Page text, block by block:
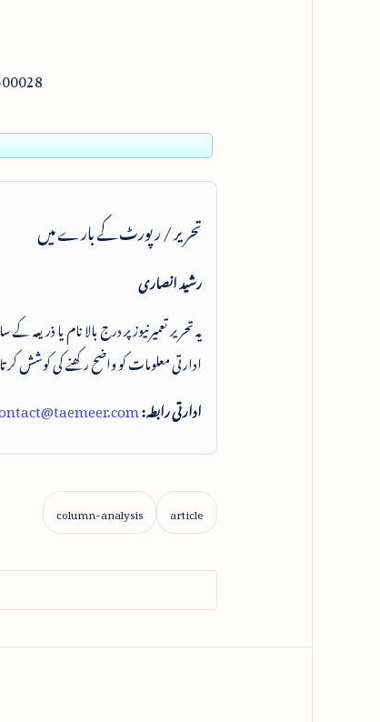
تحریر / رپورٹ کے بارے میں
رشید انصاری
یہ تحریر تعمیرنیوز پر درج بالا نام یا
ادارتی معلومات کو واضح رکھنے کی کوشش
ادارتی رابطہ: